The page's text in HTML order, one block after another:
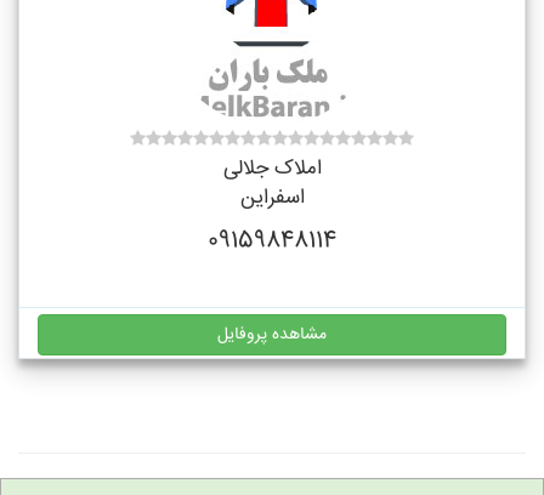
املاک جلالی
اسفراین
09159848114
مشاهده پروفایل